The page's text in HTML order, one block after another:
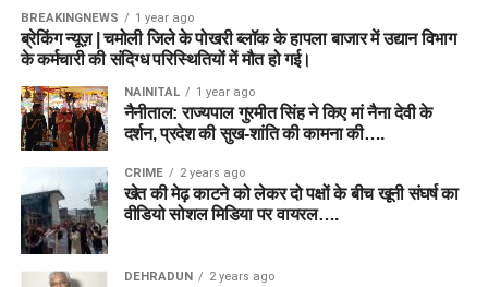
BREAKINGNEWS 1 year ago
ब्रेकिंग न्यूज़ | चमोली जिले के पोखरी ब्लॉक के हापला बाजार में उद्यान विभाग
के कर्मचारी की संदिग्ध परिस्थितियों में मौत हो गई।
NAINITAL 1 year ago
नैनीताल: राज्यपाल गुरमीत सिंह ने किए मां नैना देवी के
दर्शन, प्रदेश की सुख-शांति की कामना की….
CRIME 2 years ago
खेत की मेढ़ काटने को लेकर दो पक्षों के बीच खूनी संघर्ष का
वीडियो सोशल मिडिया पर वायरल….
DEHRADUN 2 years ago